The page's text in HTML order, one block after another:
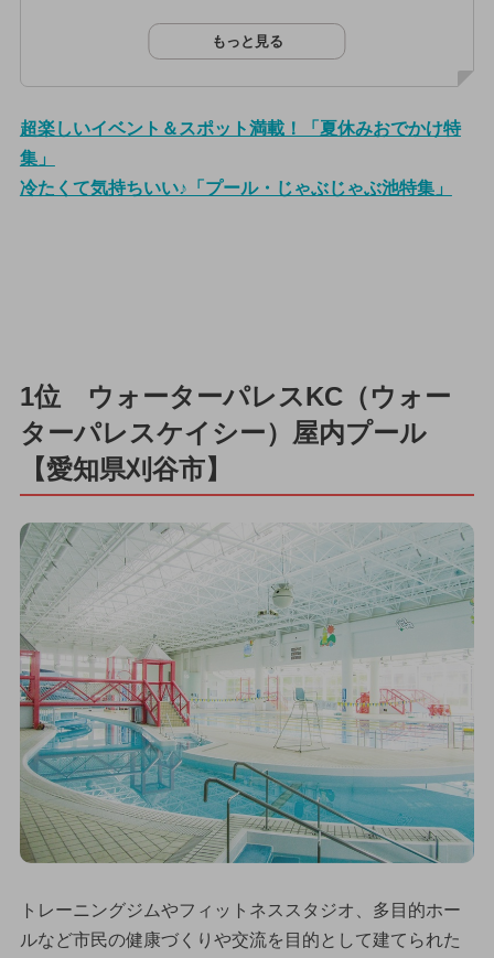
もっと見る
超楽しいイベント＆スポット満載！「夏休みおでかけ特
集」
冷たくて気持ちいい♪「プール・じゃぶじゃぶ池特集」
1位 ウォーターパレスKC（ウォー
ターパレスケイシー）屋内プール
【愛知県刈谷市】
トレーニングジムやフィットネススタジオ、多目的ホー
ルなど市民の健康づくりや交流を目的として建てられた